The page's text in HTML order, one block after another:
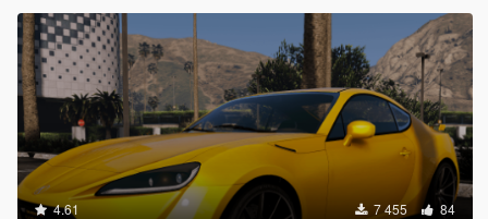
4.61 7 455 84